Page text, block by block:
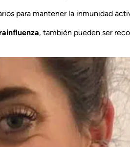
para mantener la inmunidad
, también pueden ser